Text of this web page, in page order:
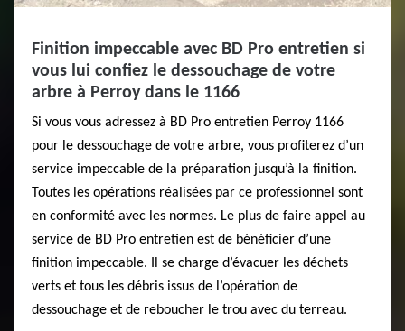
Finition impeccable avec BD Pro entretien si
vous lui confiez le dessouchage de votre
arbre à Perroy dans le 1166
Si vous vous adressez à BD Pro entretien Perroy 1166
pour le dessouchage de votre arbre, vous profiterez d’un
service impeccable de la préparation jusqu’à la finition.
Toutes les opérations réalisées par ce professionnel sont
en conformité avec les normes. Le plus de faire appel au
service de BD Pro entretien est de bénéficier d’une
finition impeccable. Il se charge d’évacuer les déchets
verts et tous les débris issus de l’opération de
dessouchage et de reboucher le trou avec du terreau.